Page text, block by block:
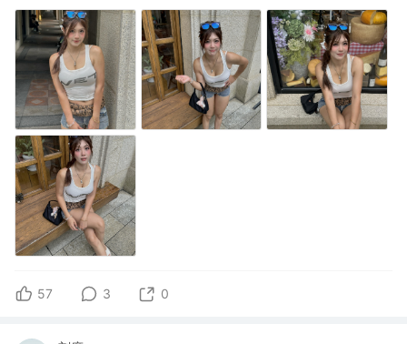
57 3 0